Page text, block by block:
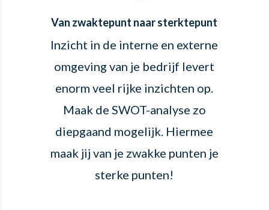
Van zwaktepunt naar sterktepunt
Inzicht in de interne en externe
omgeving van je bedrijf levert
enorm veel rijke inzichten op.
Maak de SWOT-analyse zo
diepgaand mogelijk. Hiermee
maak jij van je zwakke punten je
sterke punten!